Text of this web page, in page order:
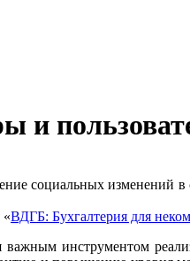
и
социальных изменений
«ВДГБ: Бухгалтерия для
важным инструментом